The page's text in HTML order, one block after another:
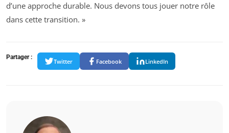
d’une approche durable. Nous devons tous jouer notre rôle
dans cette transition. »
Partager :
Twitter Facebook LinkedIn